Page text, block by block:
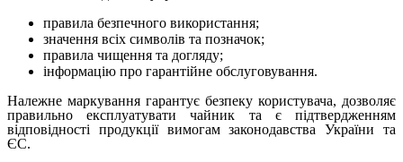
правила безпечного використання;
значення всіх символів та позначок;
правила чищення та догляду;
інформацію про гарантійне обслуговування.
Належне маркування гарантує безпеку користувача, дозволяє
правильно експлуатувати чайник та є підтвердженням
відповідності продукції вимогам законодавства України та
ЄС.